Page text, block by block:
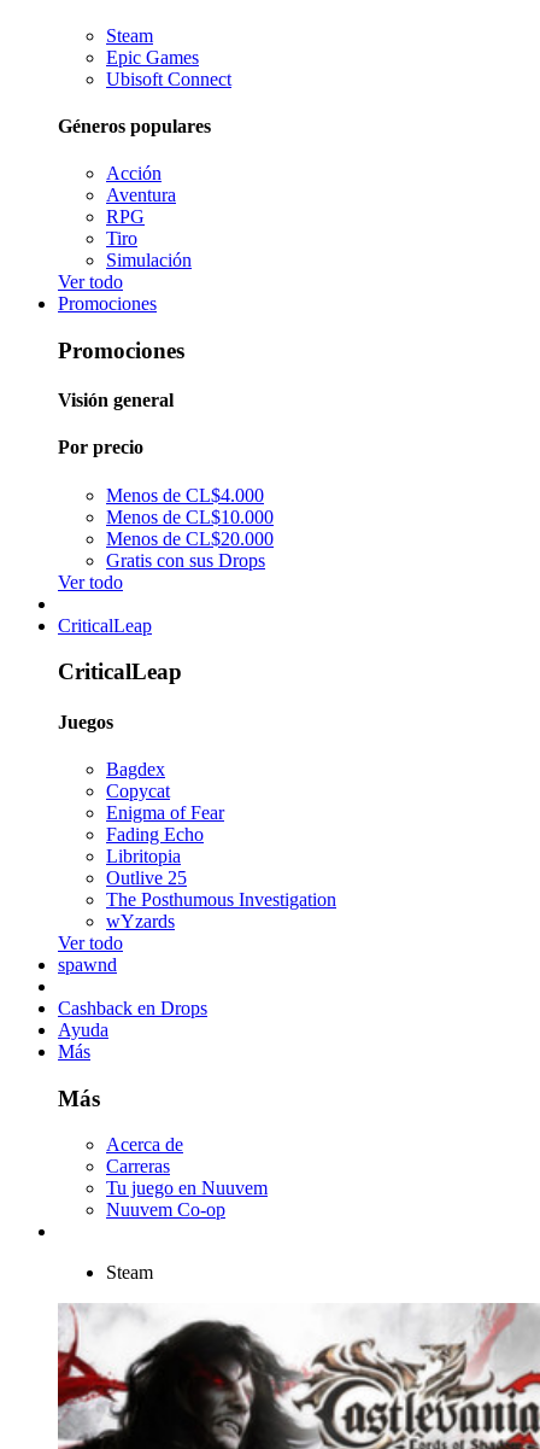
Steam
Epic Games
Ubisoft Connect
Géneros populares
Acción
Aventura
RPG
Tiro
Simulación
Ver todo
Promociones
Promociones
Visión general
Por precio
Menos de CL$4.000
Menos de CL$10.000
Menos de CL$20.000
Gratis con sus Drops
Ver todo
CriticalLeap
CriticalLeap
Juegos
Bagdex
Copycat
Enigma of Fear
Fading Echo
Libritopia
Outlive 25
The Posthumous Investigation
wYzards
Ver todo
spawnd
Cashback en Drops
Ayuda
Más
Más
Acerca de
Carreras
Tu juego en Nuuvem
Nuuvem Co-op
Steam